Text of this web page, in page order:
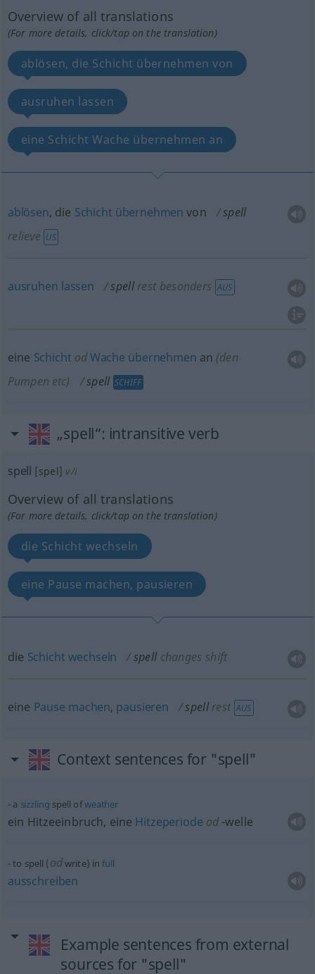
Overview of all translations
(For more details, click/tap on the translation)
ablösen, die Schicht übernehmen von
ausruhen lassen
eine Schicht Wache übernehmen an
ablösen, die Schicht übernehmen von
spell
relieve US
ausruhen lassen spell restbesonders AUS
eine Schicht odWache übernehmen an (den
Pumpen etc) spell SCHIFF
„spell“: intransitive verb
spell [spel] v/i
Overview of all translations
(For more details, click/tap on the translation)
die Schicht wechseln
eine Pause machen, pausieren
die Schicht wechseln spell changes shift
eine Pause machen, pausieren spell rest AUS
Context sentences for "spell"
a sizzling spell ofweather
ein Hitzeeinbruch, eine Hitzeperiode od-welle
to spell (odwrite) infull
ausschreiben
Example sentences from external
sources for "spell"